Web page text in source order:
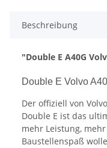
Beschreibung
"Double E A40G
Double E Volvo
Der offiziell von
Double E ist das
mehr Leistung,
Baustellenspaß